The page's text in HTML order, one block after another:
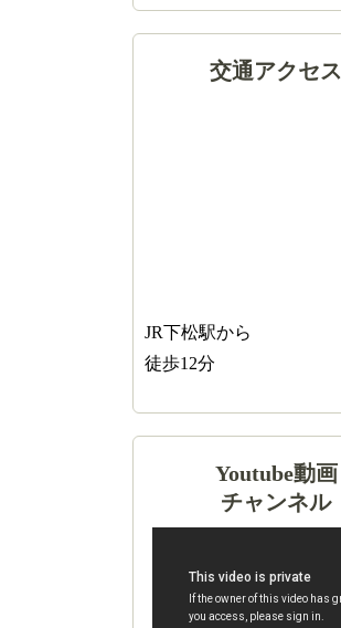
交通アクセス
JR下松駅から
徒歩12分
Youtube動画
チャンネル